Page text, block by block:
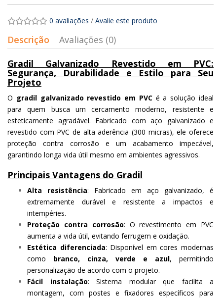
0 avaliações / Avalie este produto
Descrição
Avaliações (0)
Gradil Galvanizado Revestido em PVC:
Segurança, Durabilidade e Estilo para Seu
Projeto
O gradil galvanizado revestido em PVCé a solução ideal
para quem busca um cercamento moderno, resistente e
esteticamente agradável. Fabricado com aço galvanizado e
revestido com PVC de alta aderência (300 micras), ele oferece
proteção contra corrosão e um acabamento impecável,
garantindo longa vida útil mesmo em ambientes agressivos.
Principais Vantagens do Gradil
Alta resistência: Fabricado em aço galvanizado, é
extremamente durável e resistente a impactos e
intempéries.
Proteção contra corrosão: O revestimento em PVC
aumenta a vida útil, evitando ferrugem e oxidação.
Estética diferenciada: Disponível em cores modernas
como branco, cinza, verde e azul, permitindo
personalização de acordo com o projeto.
Fácil instalação: Sistema modular que facilita a
montagem, com postes e fixadores específicos para